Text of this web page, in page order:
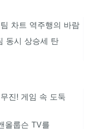
차트 역주행의 바람
동시 상승세 탄
진! 게임 속 도둑
올룹슨 TV를